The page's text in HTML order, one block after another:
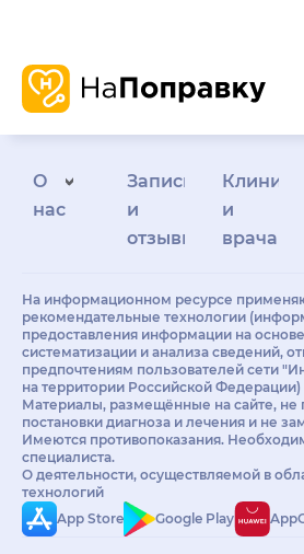
О
нас
Запись
и
отзывы
и
врачам
На информационном ресурсе
рекомендательные технологии
предоставления информации на
систематизации и анализа сведений,
предпочтениям пользователей сети
на территории Российской Федерации)
Материалы, размещённые на сайте, не
постановки диагноза и лечения и не
Имеются противопоказания.
специалиста.
О деятельности, осуществляемой в
технологий
App Store
Google Play